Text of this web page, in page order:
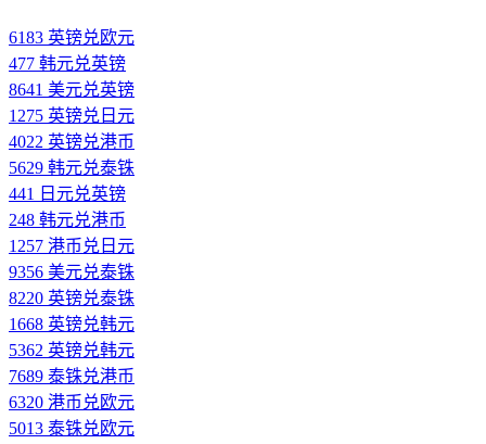
6183 英镑兑欧元
477 韩元兑英镑
8641 美元兑英镑
1275 英镑兑日元
4022 英镑兑港币
5629 韩元兑泰铢
441 日元兑英镑
248 韩元兑港币
1257 港币兑日元
9356 美元兑泰铢
8220 英镑兑泰铢
1668 英镑兑韩元
5362 英镑兑韩元
7689 泰铢兑港币
6320 港币兑欧元
5013 泰铢兑欧元